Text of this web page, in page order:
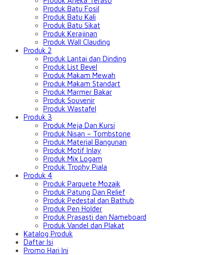
Produk Batu Fosil
Produk Batu Kali
Produk Batu Sikat
Produk Kerajinan
Produk Wall Clauding
Produk 2
Produk Lantai dan Dinding
Produk List Bevel
Produk Makam Mewah
Produk Makam Standart
Produk Marmer Bakar
Produk Souvenir
Produk Wastafel
Produk 3
Produk Meja Dan Kursi
Produk Nisan – Tombstone
Produk Material Bangunan
Produk Motif Inlay
Produk Mix Logam
Produk Trophy Piala
Produk 4
Produk Parquete Mozaik
Produk Patung Dan Relief
Produk Pedestal dan Bathub
Produk Pen Holder
Produk Prasasti dan Nameboard
Produk Vandel dan Plakat
Katalog Produk
Daftar Isi
Promo Hari Ini